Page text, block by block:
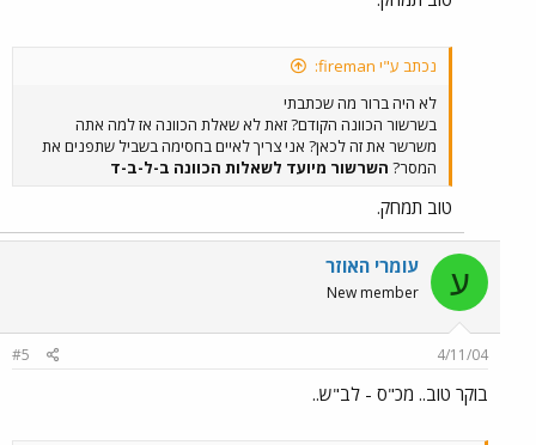
נכתב ע"י fireman:
לא היה ברור מה שכתבתי
בשרשור הכוונה הקודם? זאת לא שאלת הכוונה אז למה אתה
משרשר את זה לכאן? אני צריך לאיים בחסימה בשביל שתפנים את
המסר? השרשור מיועד לשאלות הכוונה ב-ל-ב-ד
טוב תמחק.
ע עומרי האוזר
New member
4/11/04
#5
בוקר טוב.. מכ"ס - לב"ש..